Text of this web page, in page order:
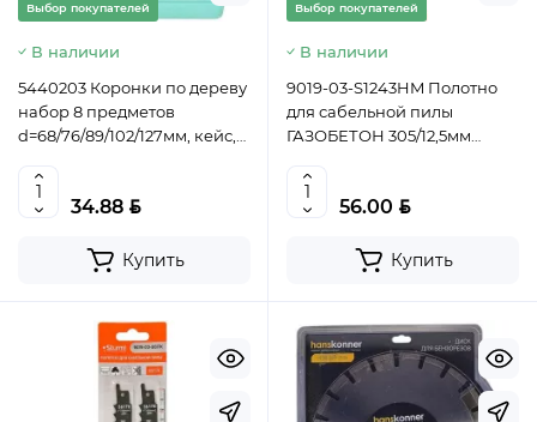
Выбор покупателей
В наличии
5440203 Коронки по дереву
набор 8 предметов
d=68/76/89/102/127мм, кейс,
34.88 BYN
Купить
Выбор покупателей
В наличии
9019-03-S1243HM Полотно
для сабельной пилы
ГАЗОБЕТОН 305/12,5мм
Sturm!, 4603010111474 (CN)
56.00 BYN
Купить